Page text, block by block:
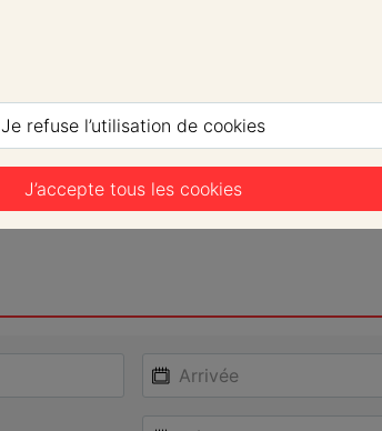
Je refuse l’utilisation de cookies
J’accepte tous les cookies